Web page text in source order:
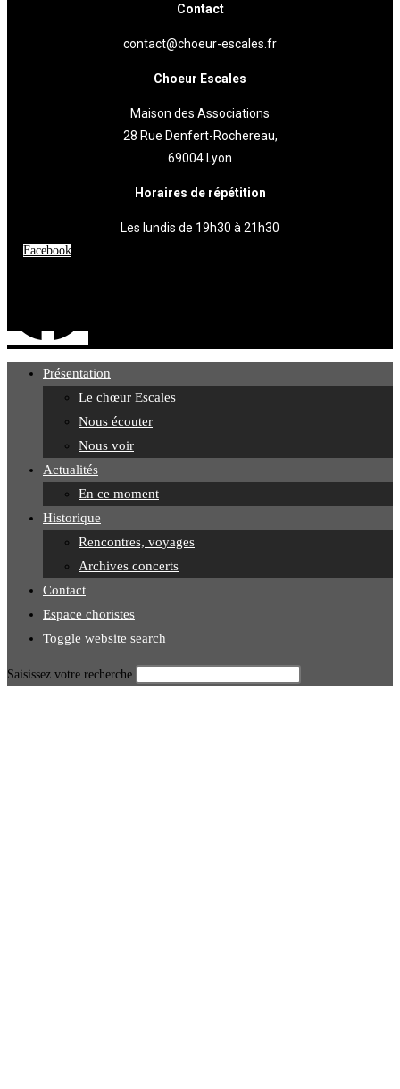
Contact
contact@choeur-escales.fr
Choeur Escales
Maison des Associations
28 Rue Denfert-Rochereau,
69004 Lyon
Horaires de répétition
Les lundis de 19h30 à 21h30
Facebook
Présentation
Le chœur Escales
Nous écouter
Nous voir
Actualités
En ce moment
Historique
Rencontres, voyages
Archives concerts
Contact
Espace choristes
Toggle website search
Saisissez votre recherche